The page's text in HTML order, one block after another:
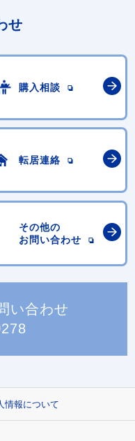
せ
購入相談
転居連絡
その他の
お問い合わせ
い合わせ
情報について